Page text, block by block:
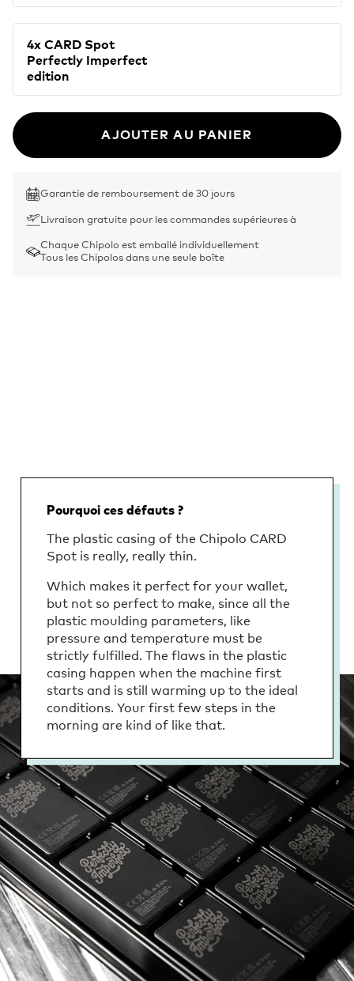
4x CARD Spot
Perfectly Imperfect
edition
AJOUTER AU PANIER
Garantie de remboursement de 30 jours
Livraison gratuite pour les commandes supérieures à
Chaque Chipolo est emballé individuellement
Tous les Chipolos dans une seule boîte
Pourquoi ces défauts ?
The plastic casing of the Chipolo CARD
Spot is really, really thin.
Which makes it perfect for your wallet,
but not so perfect to make, since all the
plastic moulding parameters, like
pressure and temperature must be
strictly fulfilled. The flaws in the plastic
casing happen when the machine first
starts and is still warming up to the ideal
conditions. Your first few steps in the
morning are kind of like that.